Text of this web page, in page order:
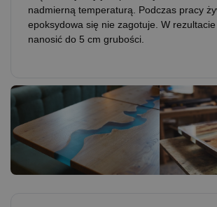
nadmierną temperaturą. Podczas pracy
epoksydowa się nie zagotuje. W
nanosić do 5 cm grubości.